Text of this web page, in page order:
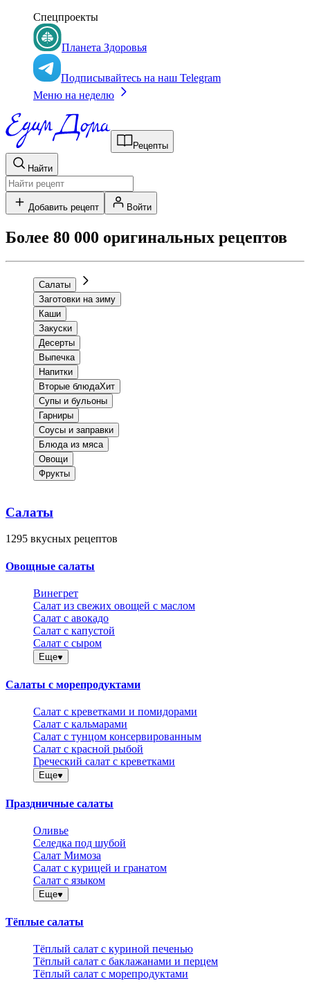
Спецпроекты
Планета Здоровья
Подписывайтесь на наш Telegram
Меню на неделю
Рецепты
Найти
Добавить рецепт Войти
Более 80 000 оригинальных рецептов
Салаты
Заготовки на зиму
Каши
Закуски
Десерты
Выпечка
Напитки
Вторые блюдаХит
Супы и бульоны
Гарниры
Соусы и заправки
Блюда из мяса
Овощи
Фрукты
Салаты
1295 вкусных рецептов
Овощные салаты
Винегрет
Салат из свежих овощей с маслом
Салат с авокадо
Салат с капустой
Салат с сыром
Еще
Салаты с морепродуктами
Салат с креветками и помидорами
Салат с кальмарами
Салат с тунцом консервированным
Салат с красной рыбой
Греческий салат с креветками
Еще
Праздничные салаты
Оливье
Селедка под шубой
Салат Мимоза
Салат с курицей и гранатом
Салат с языком
Еще
Тёплые салаты
Тёплый салат с куриной печенью
Тёплый салат с баклажанами и перцем
Тёплый салат с морепродуктами